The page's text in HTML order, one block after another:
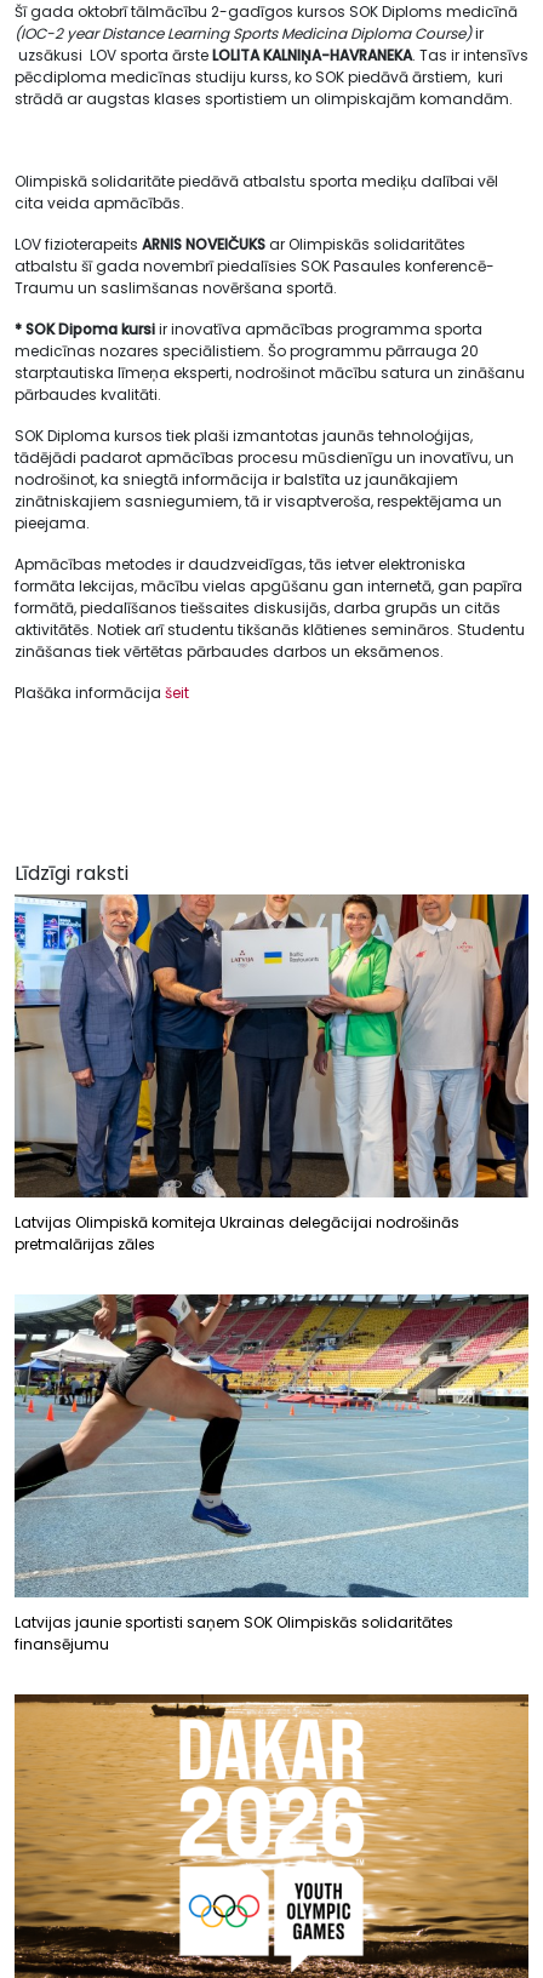
Šī gada oktobrī tālmācību 2-gadīgos kursos SOK Diploms medicīnā
(IOC-2 year Distance Learning Sports Medicina Diploma Course)ir
uzsākusi LOV sporta ārsteLOLITA KALNIŅA-HAVRANEKA. Tas ir intensīvs
pēcdiploma medicīnas studiju kurss, ko SOK piedāvā ārstiem, kuri
strādā ar augstas klases sportistiem un olimpiskajām komandām.
Olimpiskā solidaritāte piedāvā atbalstu sporta mediķu dalībai vēl
cita veida apmācībās.
LOV fizioterapeits ARNIS NOVEIČUKSar Olimpiskās solidaritātes
atbalstu šī gada novembrī piedalīsies SOK Pasaules konferencē-
Traumu un saslimšanas novēršana sportā.
* SOK Dipoma kursiir inovatīva apmācības programma sporta
medicīnas nozares speciālistiem. Šo programmu pārrauga 20
starptautiska līmeņa eksperti, nodrošinot mācību satura un zināšanu
pārbaudes kvalitāti.
SOK Diploma kursos tiek plaši izmantotas jaunās tehnoloģijas,
tādējādi padarot apmācības procesu mūsdienīgu un inovatīvu, un
nodrošinot, ka sniegtā informācija ir balstīta uz jaunākajiem
zinātniskajiem sasniegumiem, tā ir visaptveroša, respektējama un
pieejama.
Apmācības metodes ir daudzveidīgas, tās ietver elektroniska
formāta lekcijas, mācību vielas apgūšanu gan internetā, gan papīra
formātā, piedalīšanos tiešsaites diskusijās, darba grupās un citās
aktivitātēs. Notiek arī studentu tikšanās klātienes semināros. Studentu
zināšanas tiek vērtētas pārbaudes darbos un eksāmenos.
Plašāka informācija šeit
Līdzīgi raksti
Latvijas Olimpiskā komiteja Ukrainas delegācijai nodrošinās
pretmalārijas zāles
Latvijas jaunie sportisti saņem SOK Olimpiskās solidaritātes
finansējumu